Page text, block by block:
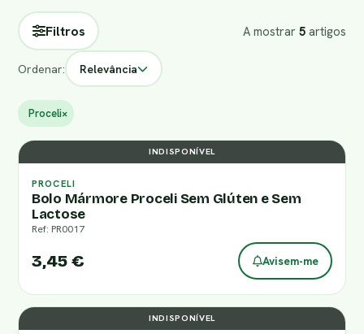
Filtros A mostrar 5 artigos
Ordenar: Relevância
Proceli×
INDISPONÍVEL
PROCELI
Bolo Mármore Proceli Sem Glúten e Sem
Lactose
Ref: PR0017
3,45 € Avisem-me
INDISPONÍVEL